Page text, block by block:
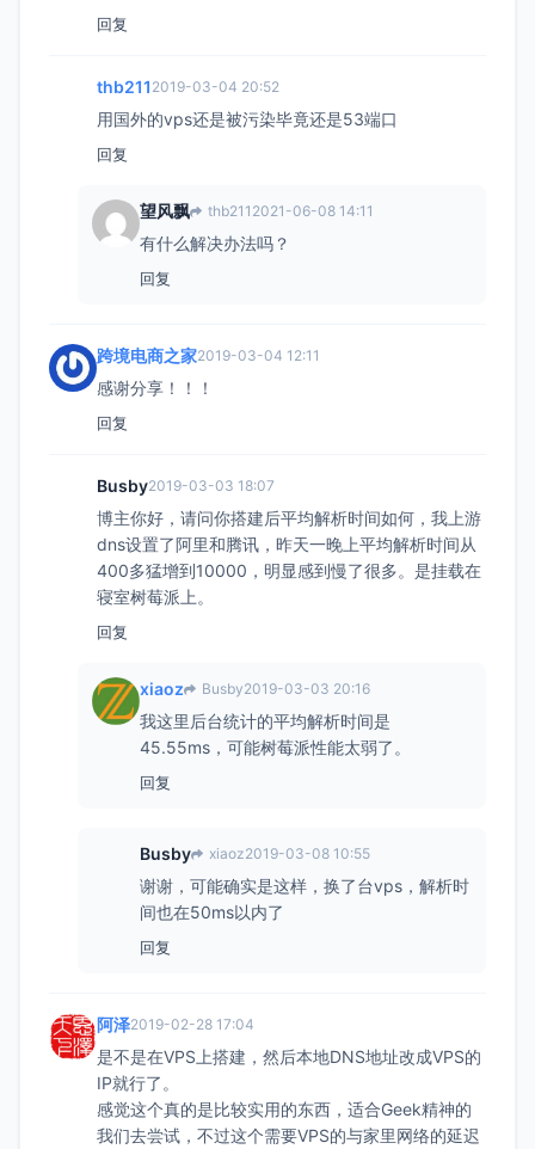
回复
thb211 2019-03-04 20:52
用国外的vps还是被污染毕竟还是53端口
回复
望风飘 thb211 2021-06-08 14:11
有什么解决办法吗？
回复
跨境电商之家2019-03-04 12:11
感谢分享！！！
回复
Busby2019-03-03 18:07
博主你好，请问你搭建后平均解析时间如何，我上游
dns设置了阿里和腾讯，昨天一晚上平均解析时间从
400多猛增到10000，明显感到慢了很多。是挂载在
寝室树莓派上。
回复
xiaoz Busby2019-03-03 20:16
我这里后台统计的平均解析时间是
45.55ms，可能树莓派性能太弱了。
回复
Busby xiaoz2019-03-08 10:55
谢谢，可能确实是这样，换了台vps，解析时
间也在50ms以内了
回复
阿泽2019-02-28 17:04
是不是在VPS上搭建，然后本地DNS地址改成VPS的
IP就行了。
感觉这个真的是比较实用的东西，适合Geek精神的
我们去尝试，不过这个需要VPS的与家里网络的延迟